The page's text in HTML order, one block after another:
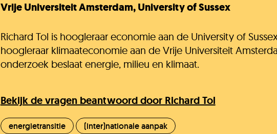
Vrije Universiteit Amsterdam, University of Sussex
Richard Tol is hoogleraar economie aan de University of
hoogleraar klimaateconomie aan de Vrije Universiteit
onderzoek beslaat energie, milieu en klimaat.
Bekijk de vragen beantwoord door Richard Tol
energietransitie (inter)nationale aanpak